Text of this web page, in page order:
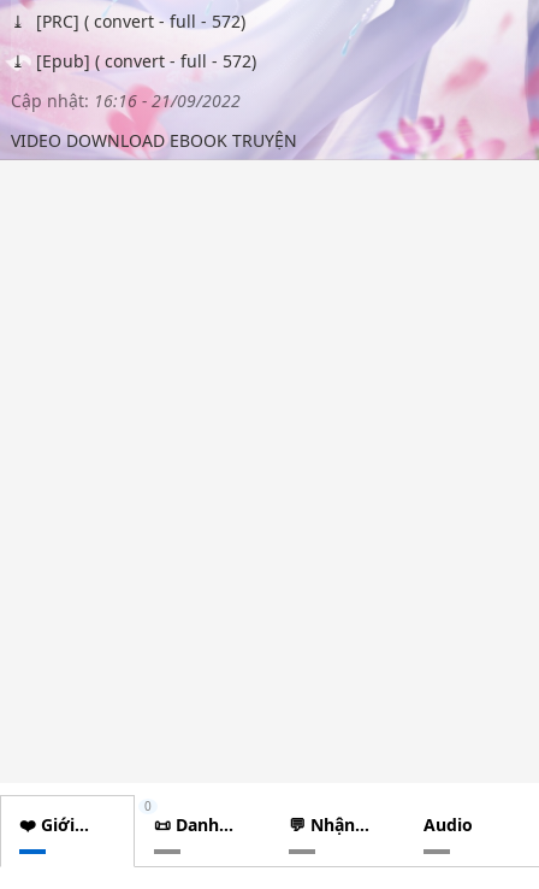
[PRC] ( convert - full - 572)
[Epub] ( convert - full - 572)
Cập nhật: 16:16 - 21/09/2022
VIDEO DOWNLOAD EBOOK TRUYỆN
❤️ Giới
thiệu
📜 Danh
sách
chương
0
💬 Nhận
xét
Audio